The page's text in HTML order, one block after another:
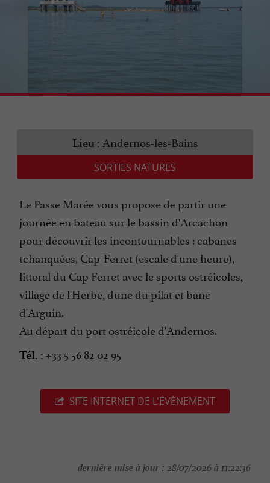
Lieu : Andernos-les-Bains
SORTIES NATURES
Le Passe Marée vous propose de partir une
journée en bateau sur le bassin d'Arcachon
pour découvrir les incontournables : cabanes
tchanquées, Cap-Ferret (escale d'une heure),
littoral du Cap Ferret avec le sports ostréicoles,
village de l'Herbe, dune du pilat et banc
d'Arguin.
Au départ du port ostréicole d'Andernos.
Tél. : +33 5 56 82 02 95
SITE INTERNET DE L'ÉVÈNEMENT
dernière mise à jour : 28/07/2026 à 11:22:36